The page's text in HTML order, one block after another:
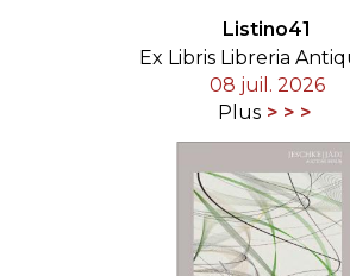
Listino41
Ex Libris Libreria
08 juil. 2026
Plus